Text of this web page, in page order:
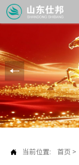
 当前位置: 首页 >